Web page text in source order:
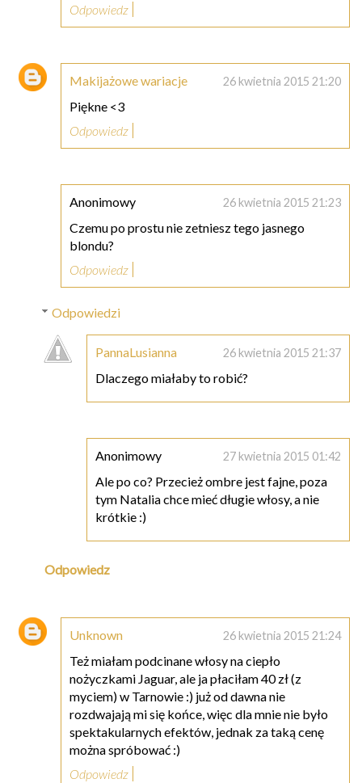
Odpowiedz
Makijażowe wariacje 26 kwietnia 2015 21:20
Piękne <3
Odpowiedz
Anonimowy 26 kwietnia 2015 21:23
Czemu po prostu nie zetniesz tego jasnego
blondu?
Odpowiedz
Odpowiedzi
PannaLusianna 26 kwietnia 2015 21:37
Dlaczego miałaby to robić?
Anonimowy 27 kwietnia 2015 01:42
Ale po co? Przecież ombre jest fajne, poza
tym Natalia chce mieć długie włosy, a nie
krótkie :)
Odpowiedz
Unknown 26 kwietnia 2015 21:24
Też miałam podcinane włosy na ciepło
nożyczkami Jaguar, ale ja płaciłam 40 zł (z
myciem) w Tarnowie :) już od dawna nie
rozdwajają mi się końce, więc dla mnie nie było
spektakularnych efektów, jednak za taką cenę
można spróbować :)
Odpowiedz